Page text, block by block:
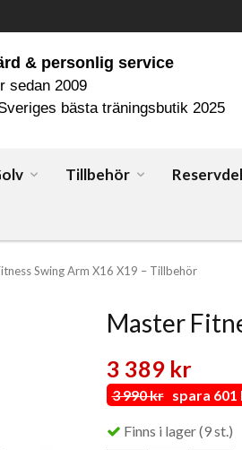
& personlig service
sedan 2009
bästa träningsbutik 2025
Tillbehör
Swing Arm X16 X19 – Tillbehör
Master
3 389 kr
3 990 krspara 601
Finns i lager (9 st.)